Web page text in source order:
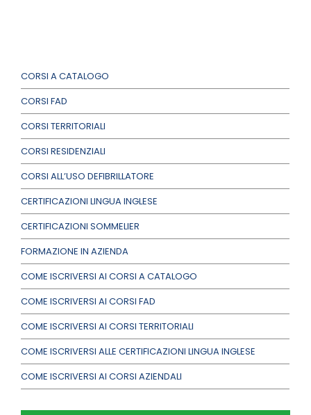
CORSI A CATALOGO
CORSI FAD
CORSI TERRITORIALI
CORSI RESIDENZIALI
CORSI ALL’USO DEFIBRILLATORE
CERTIFICAZIONI LINGUA INGLESE
CERTIFICAZIONI SOMMELIER
FORMAZIONE IN AZIENDA
COME ISCRIVERSI AI CORSI A CATALOGO
COME ISCRIVERSI AI CORSI FAD
COME ISCRIVERSI AI CORSI TERRITORIALI
COME ISCRIVERSI ALLE CERTIFICAZIONI LINGUA INGLESE
COME ISCRIVERSI AI CORSI AZIENDALI